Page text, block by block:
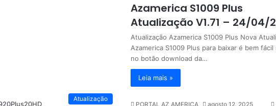
Azamerica S1009 Plus
Atualização V1.71 – 24/04/
Atualização Azamerica S1009 Plus Nova
Azamerica S1009 Plus para baixar é bem fácil
no botão download da…
Leia mais »
Atualização
PORTAL AZ AMERICA agosto 12, 2025